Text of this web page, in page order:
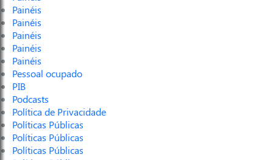
Painéis
Painéis
Painéis
Painéis
Painéis
Pessoal ocupado
PIB
Podcasts
Política de Privacidade
Políticas Públicas
Políticas Públicas
Políticas Públicas